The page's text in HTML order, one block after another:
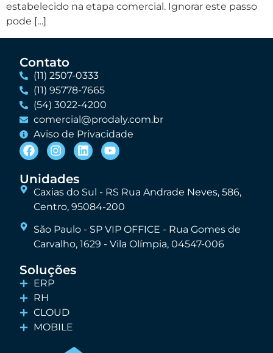
estabelecido na etapa comercial. Ignorar este passo
pode […]
Contato
(11) 2507-0333
(11) 95778-7665
(54) 3022-4200
comercial@prodaly.com.br
Aviso de Privacidade
Unidades
Caxias do Sul - RS Rua Andrade Neves, 586,
Centro, 95084-200
São Paulo - SP VIP OFFICE - Rua Gomes de
Carvalho, 1629 - Vila Olímpia, 04547-006
Soluções
ERP
RH
CLOUD
MOBILE